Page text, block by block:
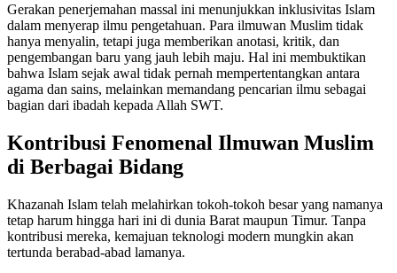
Gerakan penerjemahan massal ini menunjukkan inklusivitas Islam
dalam menyerap ilmu pengetahuan. Para ilmuwan Muslim tidak
hanya menyalin, tetapi juga memberikan anotasi, kritik, dan
pengembangan baru yang jauh lebih maju. Hal ini membuktikan
bahwa Islam sejak awal tidak pernah mempertentangkan antara
agama dan sains, melainkan memandang pencarian ilmu sebagai
bagian dari ibadah kepada Allah SWT.
Kontribusi Fenomenal Ilmuwan Muslim
di Berbagai Bidang
Khazanah Islam telah melahirkan tokoh-tokoh besar yang namanya
tetap harum hingga hari ini di dunia Barat maupun Timur. Tanpa
kontribusi mereka, kemajuan teknologi modern mungkin akan
tertunda berabad-abad lamanya.